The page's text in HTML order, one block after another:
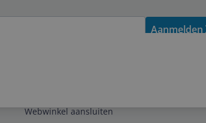
Aanmelden
Webwinkel aansluiten